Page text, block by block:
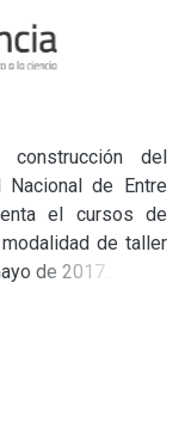
del
de Entre
el cursos de
de taller